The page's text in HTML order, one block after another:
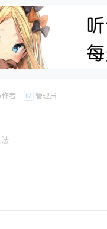
者 M 管理员